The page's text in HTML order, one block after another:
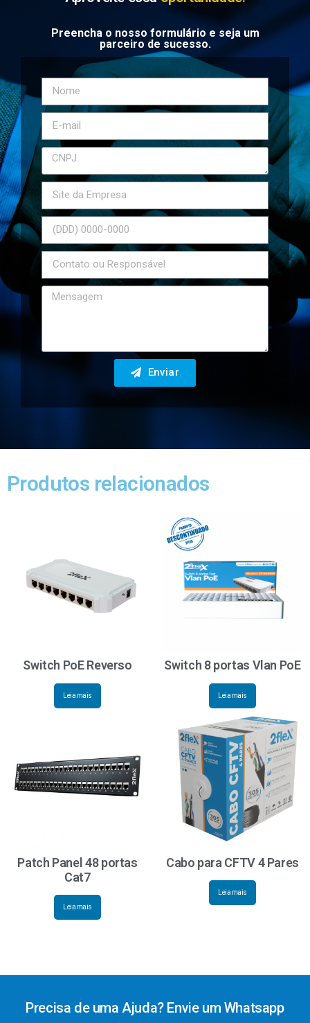
Preencha o nosso formulário e seja um
parceiro de sucesso.
Enviar
Produtos relacionados
Switch PoE Reverso
Leia mais
Switch 8 portas Vlan PoE
Leia mais
Patch Panel 48 portas
Cat7
Leia mais
Cabo para CFTV 4 Pares
Leia mais
Precisa de uma Ajuda? Envie um Whatsapp